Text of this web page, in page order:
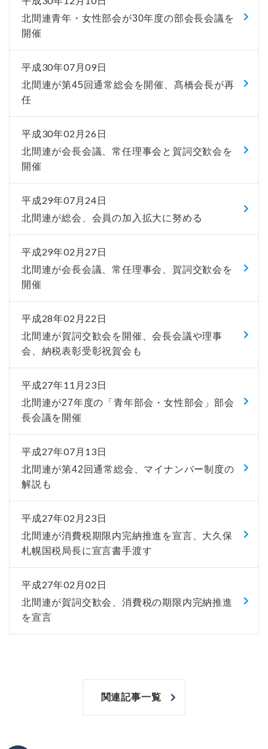
北間連青年・女性部会が30年度の部会長会議を
開催
平成30年07月09日
北間連が第45回通常総会を開催、髙橋会長が再
任
平成30年02月26日
北間連が会長会議、常任理事会と賀詞交歓会を
開催
平成29年07月24日
北間連が総会、会員の加入拡大に努める
平成29年02月27日
北間連が会長会議、常任理事会、賀詞交歓会を
開催
平成28年02月22日
北間連が賀詞交歓会を開催、会長会議や理事
会、納税表彰受彰祝賀会も
平成27年11月23日
北間連が27年度の「青年部会・女性部会」部会
長会議を開催
平成27年07月13日
北間連が第42回通常総会、マイナンバー制度の
解説も
平成27年02月23日
北間連が消費税期限内完納推進を宣言、大久保
札幌国税局長に宣言書手渡す
平成27年02月02日
北間連が賀詞交歓会、消費税の期限内完納推進
を宣言
関連記事一覧